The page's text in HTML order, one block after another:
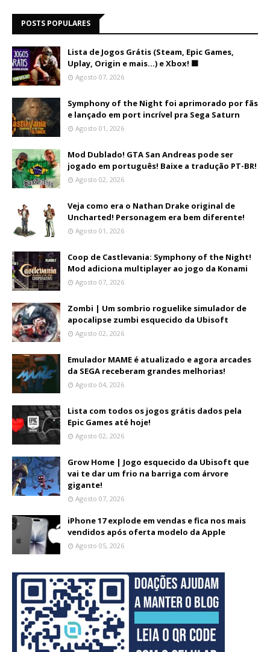
POSTS POPULARES
Lista de Jogos Grátis (Steam, Epic Games,
Uplay, Origin e mais...) e Xbox! 🟩
Agosto 07, 2026
Symphony of the Night foi aprimorado por fãs
e lançado em port incrível pra Sega Saturn
Agosto 01, 2026
Mod Dublado! GTA San Andreas pode ser
jogado em português! Baixe a tradução PT-BR!
Agosto 02, 2026
Veja como era o Nathan Drake original de
Uncharted! Personagem era bem diferente!
Agosto 01, 2026
Coop de Castlevania: Symphony of the Night!
Mod adiciona multiplayer ao jogo da Konami
Agosto 07, 2026
Zombi | Um sombrio roguelike simulador de
apocalipse zumbi esquecido da Ubisoft
Agosto 02, 2026
Emulador MAME é atualizado e agora arcades
da SEGA receberam grandes melhorias!
Agosto 04, 2026
Lista com todos os jogos grátis dados pela
Epic Games até hoje!
Agosto 02, 2026
Grow Home | Jogo esquecido da Ubisoft que
vai te dar um frio na barriga com árvore
gigante!
Agosto 07, 2026
iPhone 17 explode em vendas e fica nos mais
vendidos após oferta modelo da Apple
Agosto 05, 2026